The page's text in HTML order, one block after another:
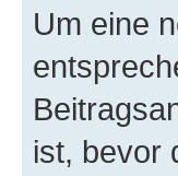
Um eine
ist, bevor